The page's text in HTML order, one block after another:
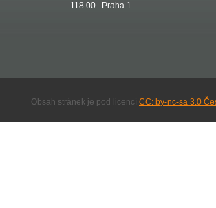
118 00 Praha 1
Obsah stránek je pod licencí CC: by-nc-sa 3.0